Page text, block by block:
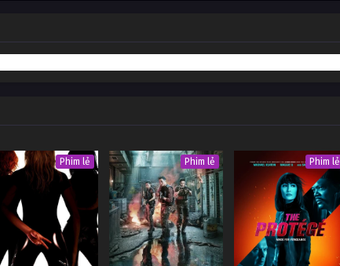
Phim lẻ Phim lẻ Phim lẻ